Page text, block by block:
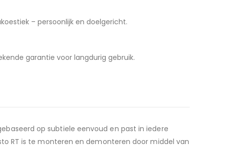
– persoonlijk en doelgericht.
garantie voor langdurig gebruik.
op subtiele eenvoud en past in iedere
RT is te monteren en demonteren door middel van